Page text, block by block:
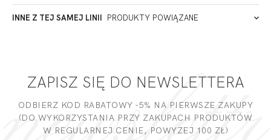
ADRES PUNKTU KONTAKTOWEGO
Miałeś już kontakt z naszym produktem? Zostaw opinię
INNE Z TEJ SAMEJ LINII PRODUKTY POWIĄZANE
ZAPISZ SIĘ DO NEWSLETTERA
ODBIERZ KOD RABATOWY -5% NA PIERWSZE ZAKUPY
(DO WYKORZYSTANIA PRZY ZAKUPACH PRODUKTÓW
W REGULARNEJ CENIE, POWYZEJ 100 ZŁ)